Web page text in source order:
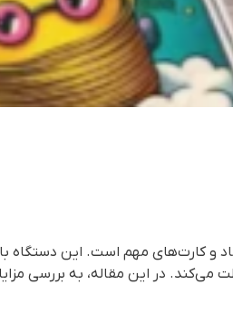
و کارت‌های مهم است. این دستگاه
در این مقاله، به بررسی